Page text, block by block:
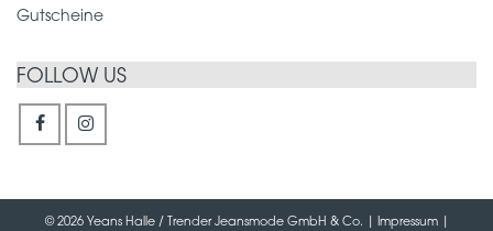
Gutscheine
FOLLOW US
© 2026 Yeans Halle / Trender Jeansmode GmbH & Co. | Impressum|